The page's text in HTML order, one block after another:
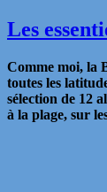
Les
Comme moi, la
toutes les
sélection de 12
à la plage, sur